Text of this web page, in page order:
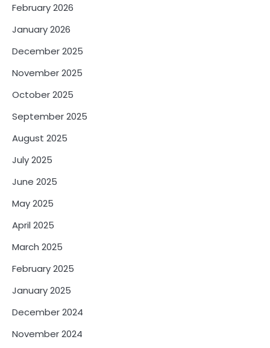
February 2026
January 2026
December 2025
November 2025
October 2025
September 2025
August 2025
July 2025
June 2025
May 2025
April 2025
March 2025
February 2025
January 2025
December 2024
November 2024